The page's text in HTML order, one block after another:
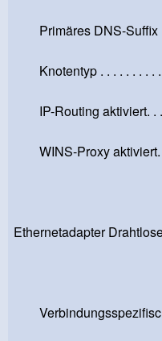
Primäres DNS-Suffix .
Knotentyp . . . . . . . . . .
IP-Routing aktiviert. . .
WINS-Proxy aktiviert.
Ethernetadapter